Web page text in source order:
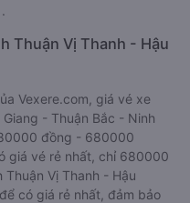
Thuận Vị Thanh - Hậu
Vexere.com, giá vé xe
- Thuận Bắc - Ninh
đồng - 680000
giá vé rẻ nhất, chỉ 680000
Vị Thanh - Hậu
để có giá rẻ nhất, đảm bảo